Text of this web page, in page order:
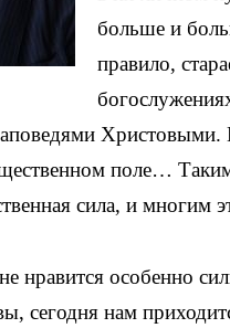
больше и
правило,
поле… Таким
сила, и многим
нравится особенно
сегодня нам